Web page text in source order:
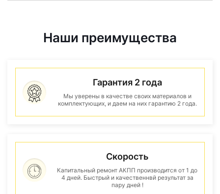
Наши преимущества
Гарантия 2 года
Мы уверены в качестве своих материалов и
комплектующих, и даем на них гарантию 2 года.
Скорость
Капитальный ремонт АКПП производится от 1 до
4 дней. Быстрый и качественнвй результат за
пару дней !